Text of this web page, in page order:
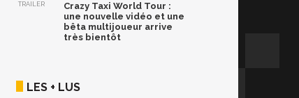
TRAILER
Crazy Taxi World Tour :
une nouvelle vidéo et une
bêta multijoueur arrive
très bientôt
LES + LUS